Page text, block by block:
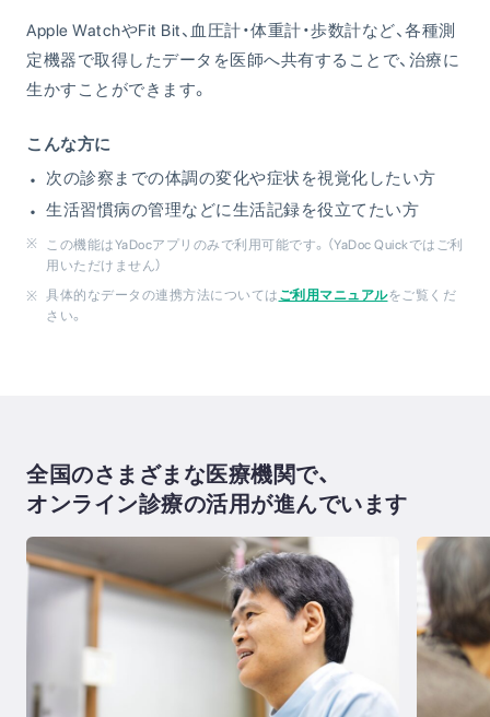
Apple WatchやFit Bit、血圧計・体重計・歩数計など、各種測
定機器で取得したデータを医師へ共有することで、治療に
生かすことができます。
こんな方に
次の診察までの体調の変化や症状を視覚化したい方
生活習慣病の管理などに生活記録を役立てたい方
この機能はYaDocアプリのみで利用可能です。（YaDoc Quickではご利
用いただけません）
具体的なデータの連携方法については ご利用マニュアルをご覧くだ
さい。
全国のさまざまな医療機関で、
オンライン診療の活用が進んでいます